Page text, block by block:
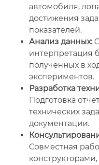
автомобиля,
достижения
показателей.
Анализ данных:
интерпретация
полученных в
экспериментов.
Разработка
Подготовка
технических
документации.
Совместная